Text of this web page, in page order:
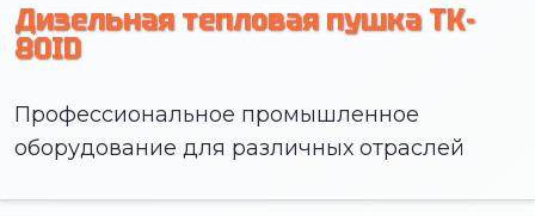
Дизельная тепловая пушка TK-
80ID
Профессиональное промышленное
оборудование для различных отраслей